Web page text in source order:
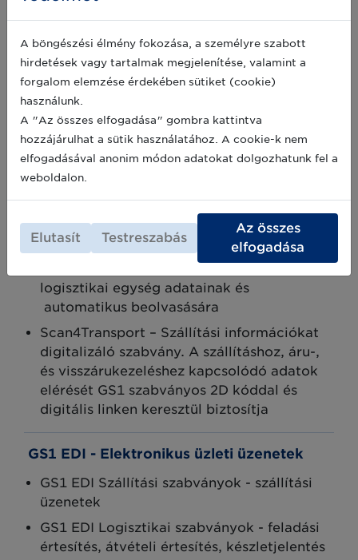
GLN - Globális helyazonosítószám; a
szállítást-, fuvarozást- és kézbesítést végző
szervezet, valamint a felvételi-, átrakási és
leadásipontok, telephelyek- és
célállomások fizikai helyének és az
elektronikus adatküldő és fogadó digitális
pontok azonosítására
Szállítmány és küldeményazonosító
számok [GSIN, GCIN]; egy vevőnek menő
összes logisztikai egység, és az egy
szállítóeszközön, akár több vevőnek menő
konszignációs küldemény azonosítására
GS1 logisztikai címke – A vonalkóddal, 2D
logisztikai egység adatainak és
automatikus beolvasására
Scan4Transport – Szállítási információkat
digitalizáló szabvány. A szállításhoz, áru-,
és visszárukezeléshez kapcsolódó adatok
elérését GS1 szabványos 2D kóddal és
digitális linken keresztül biztosítja
GS1 EDI - Elektronikus üzleti üzenetek
GS1 EDI Szállítási szabványok - szállítási
üzenetek
GS1 EDI Logisztikai szabványok - feladási
értesítés, átvételi értesítés, készletjelentés
A böngészési élmény fokozása, a személyre szabott
hirdetések vagy tartalmak megjelenítése, valamint a
forgalom elemzése érdekében sütiket (cookie)
használunk.
A "Az összes elfogadása" gombra kattintva
hozzájárulhat a sütik használatához. A cookie-k nem
elfogadásával anonim módon adatokat dolgozhatunk fel a
weboldalon.
Elutasít Testreszabás
Az összes
elfogadása